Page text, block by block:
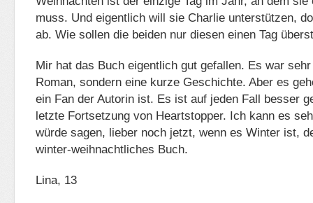
muss. Und eigentlich will sie Charlie unterstützen,
ab. Wie sollen die beiden nur diesen einen Tag
Mir hat das Buch eigentlich gut gefallen. Es war
Roman, sondern eine kurze Geschichte. Aber es
ein Fan der Autorin ist. Es ist auf jeden Fall besser
letzte Fortsetzung von Heartstopper. Ich kann es
würde sagen, lieber noch jetzt, wenn es Winter ist,
winter-weihnachtliches Buch.
Lina, 13